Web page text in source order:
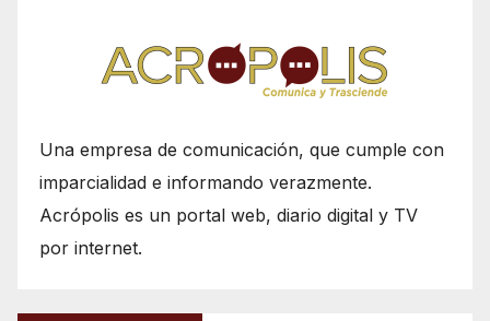
Una empresa de comunicación, que cumple con
imparcialidad e informando verazmente.
Acrópolis es un portal web, diario digital y TV
por internet.